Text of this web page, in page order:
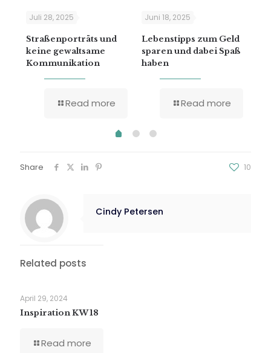
Juli 28, 2025
Straßenporträts und
keine gewaltsame
Kommunikation
Read more
Juni 18, 2025
Lebenstipps zum Geld
sparen und dabei Spaß
haben
Read more
Share 10
Cindy Petersen
Related posts
April 29, 2024
Inspiration KW 18
Read more